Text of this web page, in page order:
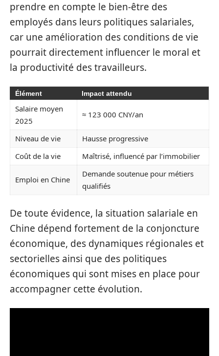
prendre en compte le bien-être des
employés dans leurs politiques salariales,
car une amélioration des conditions de vie
pourrait directement influencer le moral et
la productivité des travailleurs.
Élément Impact attendu
Salaire moyen
2025
≈ 123 000 CNY/an
Niveau de vie
Hausse progressive
Coût de la vie
Maîtrisé, influencé par l’immobilier
Emploi en Chine
Demande soutenue pour métiers
qualifiés
De toute évidence, la situation salariale en
Chine dépend fortement de la conjoncture
économique, des dynamiques régionales et
sectorielles ainsi que des politiques
économiques qui sont mises en place pour
accompagner cette évolution.